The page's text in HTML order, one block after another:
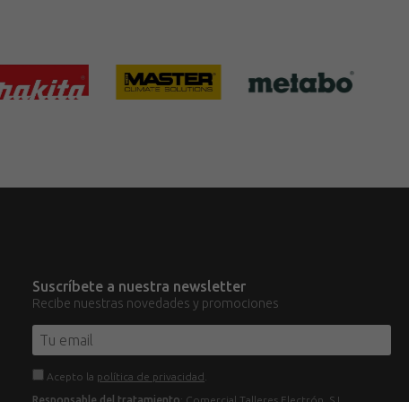
Suscríbete a nuestra newsletter
Recibe nuestras novedades y promociones
Acepto la política de privacidad